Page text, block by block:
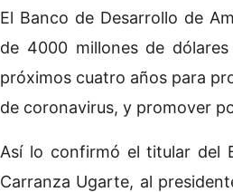
El Banco de Desarrollo de
de 4000 millones de
próximos cuatro años para
de coronavirus, y promover
Así lo confirmó el titular del
Carranza Ugarte, al